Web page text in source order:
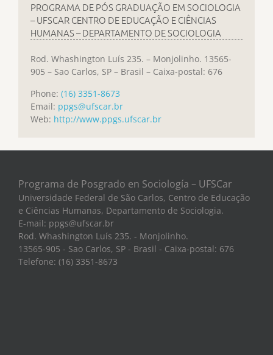
PROGRAMA DE PÓS GRADUAÇÃO EM SOCIOLOGIA
– UFSCAR CENTRO DE EDUCAÇÃO E CIÊNCIAS
HUMANAS – DEPARTAMENTO DE SOCIOLOGIA
Rod. Whashington Luís 235. – Monjolinho. 13565-
905 – Sao Carlos, SP – Brasil – Caixa-postal: 676
Phone: (16) 3351-8673
Email: ppgs@ufscar.br
Web: http://www.ppgs.ufscar.br
Programa de Posgrado en Sociología – UFSCar
Universidade Federal de São Carlos, Centro de Educação
e Ciências Humanas, Departamento de Sociologia.
E-mail: ppgs@ufscar.br
Rod. Whashington Luís 235. - Monjolinho.
13565-905 - Sao Carlos, SP - Brasil - Caixa-postal: 676
Telefone: (16) 3351-8673